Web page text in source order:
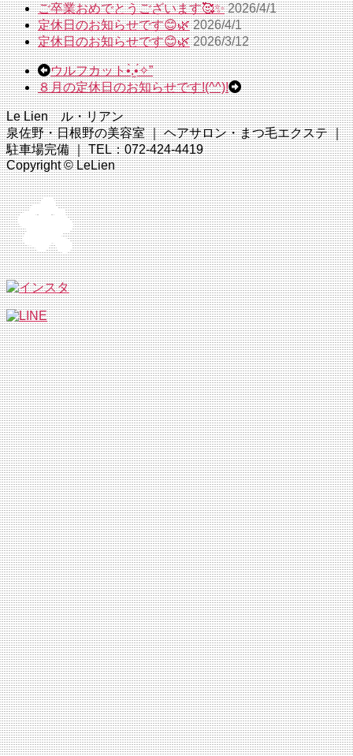
ご卒業おめでとうございます🥰✨ 2026/4/1
定休日のお知らせです😊🌿 2026/4/1
定休日のお知らせです😊🌿 2026/3/12
ウルフカット•̀.̫•́✧”
８月の定休日のお知らせです!(^^)!
Le Lien ル・リアン
泉佐野・日根野の美容室 ｜ ヘアサロン・まつ毛エクステ ｜
駐車場完備 ｜ TEL：072-424-4419
Copyright © LeLien